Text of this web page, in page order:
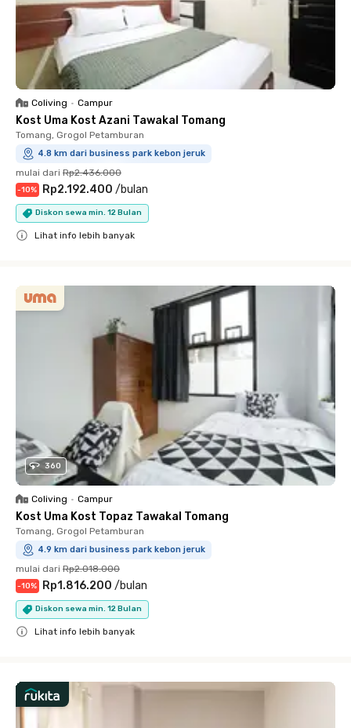
Coliving • Campur
Kost Uma Kost Azani Tawakal Tomang
Tomang, Grogol Petamburan
4.8 km dari business park kebon jeruk
mulai dari Rp2.436.000
-10% Rp2.192.400 /bulan
Diskon sewa min. 12 Bulan
Lihat info lebih banyak
360
Coliving • Campur
Kost Uma Kost Topaz Tawakal Tomang
Tomang, Grogol Petamburan
4.9 km dari business park kebon jeruk
mulai dari Rp2.018.000
-10% Rp1.816.200 /bulan
Diskon sewa min. 12 Bulan
Lihat info lebih banyak